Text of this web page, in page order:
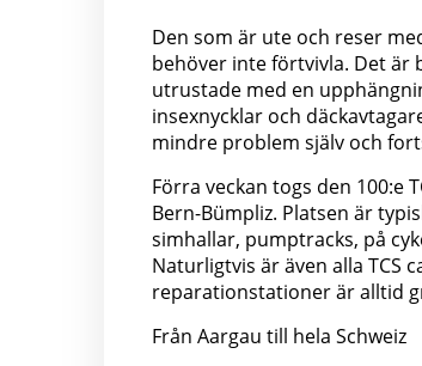
Den som är ute och reser
behöver inte förtvivla. Det är
utrustade med en
insexnycklar och
mindre problem själv och
Förra veckan togs den 100:e
Bern-Bümpliz. Platsen är
simhallar, pumptracks, på
Naturligtvis är även alla TCS
reparationstationer är alltid
Från Aargau till hela Schweiz